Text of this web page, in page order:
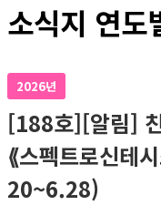
소식지 연도
2026년
[188호][알림]
⟪스펙트로신테
20~6.28)